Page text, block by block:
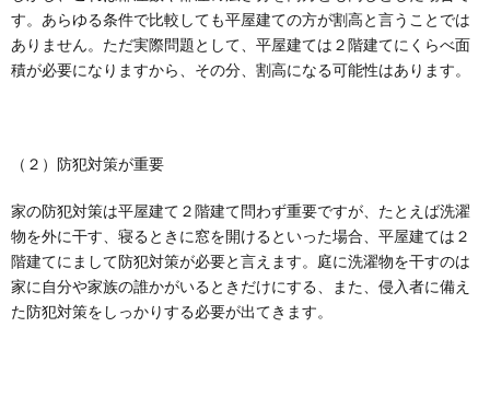
す。あらゆる条件で比較しても平屋建ての方が割高と言うことでは
ありません。ただ実際問題として、平屋建ては２階建てにくらべ面
積が必要になりますから、その分、割高になる可能性はあります。
（２）防犯対策が重要
家の防犯対策は平屋建て２階建て問わず重要ですが、たとえば洗濯
物を外に干す、寝るときに窓を開けるといった場合、平屋建ては２
階建てにまして防犯対策が必要と言えます。庭に洗濯物を干すのは
家に自分や家族の誰かがいるときだけにする、また、侵入者に備え
た防犯対策をしっかりする必要が出てきます。